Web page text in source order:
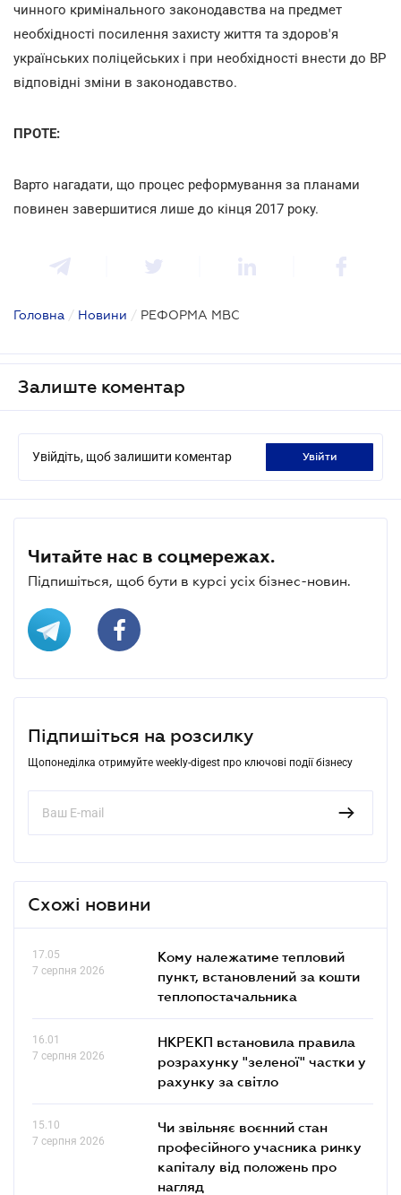
чинного кримінального законодавства на предмет
необхідності посилення захисту життя та здоров'я
українських поліцейських і при необхідності внести до ВР
відповідні зміни в законодавство.
ПРОТЕ:
Варто нагадати, що процес реформування за планами
повинен завершитися лише до кінця 2017 року.
Головна / Новини / РЕФОРМА МВС
Залиште коментар
Увійдіть, щоб залишити коментар увійти
Читайте нас в соцмережах.
Підпишіться, щоб бути в курсі усіх бізнес-новин.
Підпишіться на розсилку
Щопонеділка отримуйте weekly-digest про ключові події бізнесу
Схожі новини
17.05
7 серпня 2026
Кому належатиме тепловий
пункт, встановлений за кошти
теплопостачальника
16.01
7 серпня 2026
НКРЕКП встановила правила
розрахунку "зеленої" частки у
рахунку за світло
15.10
7 серпня 2026
Чи звільняє воєнний стан
професійного учасника ринку
капіталу від положень про
нагляд